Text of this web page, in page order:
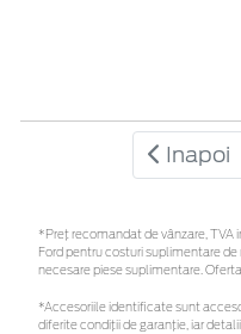
Inapoi
*Preţ recomandat de vânzare, TVA
Ford pentru costuri suplimentare
necesare piese suplimentare.
*Accesoriile identificate sunt
diferite condiții de garanție, iar